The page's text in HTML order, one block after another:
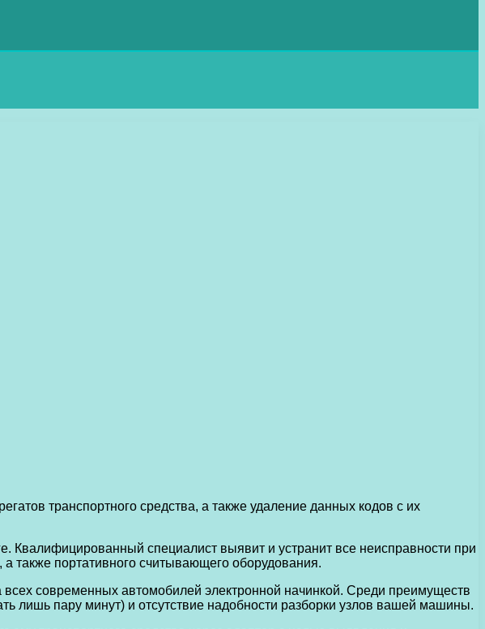
транспортного средства, а также удаление данных кодов с их
Квалифицированный специалист выявит и устранит все неисправности при
также портативного считывающего оборудования.
современных автомобилей электронной начинкой. Среди преимуществ
лишь пару минут) и отсутствие надобности разборки узлов вашей машины.